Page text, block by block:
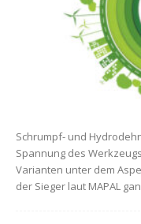
Schrumpf- und
Spannung des
Varianten unter dem
der Sieger laut MAPAL